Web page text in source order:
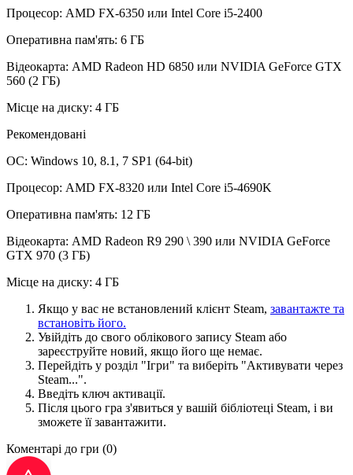
Процесор: AMD FX-6350 или Intel Core i5-2400
Оперативна пам'ять: 6 ГБ
Відеокарта: AMD Radeon HD 6850 или NVIDIA GeForce GTX
560 (2 ГБ)
Місце на диску: 4 ГБ
Рекомендовані
ОС: Windows 10, 8.1, 7 SP1 (64-bit)
Процесор: AMD FX-8320 или Intel Core i5-4690K
Оперативна пам'ять: 12 ГБ
Відеокарта: AMD Radeon R9 290 \ 390 или NVIDIA GeForce
GTX 970 (3 ГБ)
Місце на диску: 4 ГБ
Якщо у вас не встановлений клієнт Steam, завантажте та
встановіть його.
Увійдіть до свого облікового запису Steam або
зареєструйте новий, якщо його ще немає.
Перейдіть у розділ "Ігри" та виберіть "Активувати через
Steam...".
Введіть ключ активації.
Після цього гра з'явиться у вашій бібліотеці Steam, і ви
зможете її завантажити.
Коментарі до гри (0)